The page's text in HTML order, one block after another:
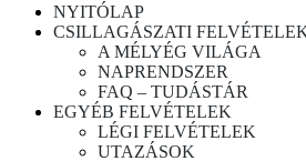
NYITÓLAP
CSILLAGÁSZATI
A MÉLYÉG VILÁGA
NAPRENDSZER
FAQ – TUDÁSTÁR
EGYÉB FELVÉTELEK
LÉGI FELVÉTELEK
UTAZÁSOK